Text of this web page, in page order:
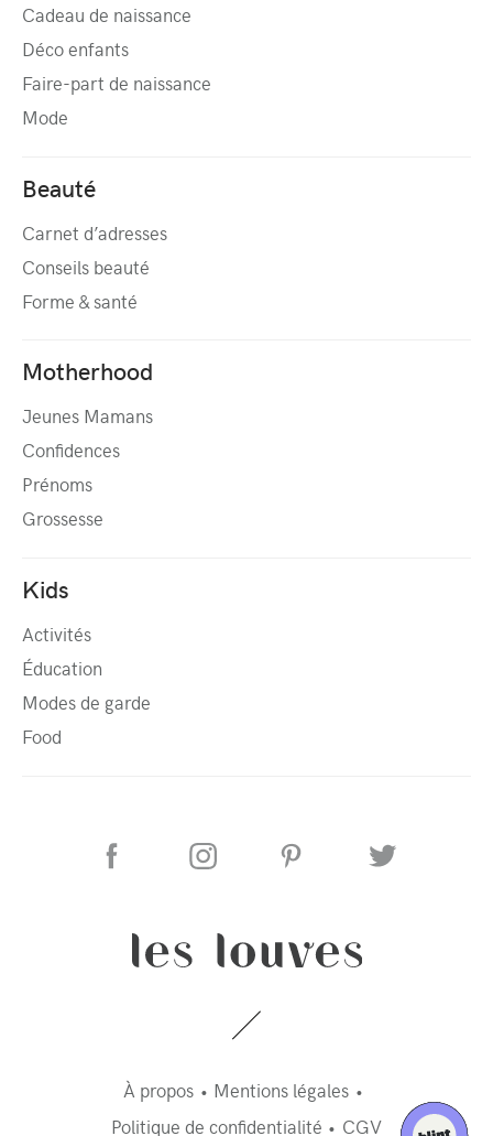
Cadeau de naissance
Déco enfants
Faire-part de naissance
Mode
Beauté
Carnet d’adresses
Conseils beauté
Forme & santé
Motherhood
Jeunes Mamans
Confidences
Prénoms
Grossesse
Kids
Activités
Éducation
Modes de garde
Food
À propos
Mentions légales
Politique de confidentialité
CGV